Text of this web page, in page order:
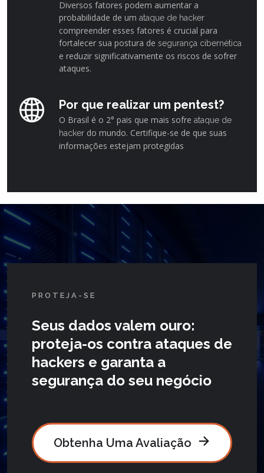
Diversos fatores podem aumentar a
probabilidade de um ataque de hacker
compreender esses fatores é crucial para
fortalecer sua postura de segurança cibernética
e reduzir significativamente os riscos de sofrer
ataques.
Por que realizar um pentest?
O Brasil é o 2° pais que mais sofre ataque de
hacker do mundo. Certifique-se de que suas
informações estejam protegidas
PROTEJA-SE
Seus dados valem ouro:
proteja-os contra ataques de
hackers e garanta a
segurança do seu negócio
Obtenha Uma Avaliação